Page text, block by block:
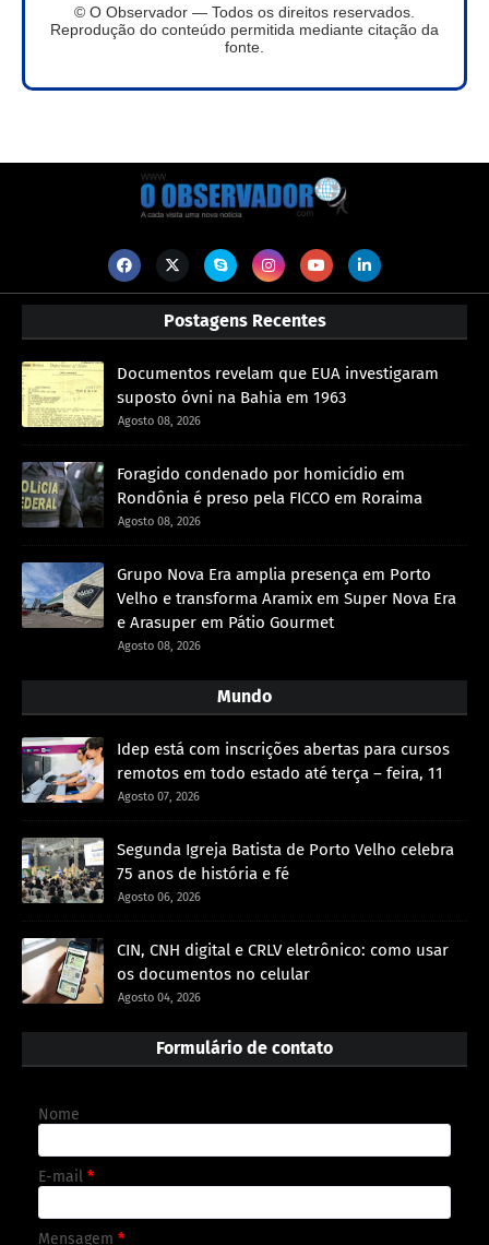
© O Observador — Todos os direitos reservados.
Reprodução do conteúdo permitida mediante citação da
fonte.
Postagens Recentes
Documentos revelam que EUA investigaram
suposto óvni na Bahia em 1963
Agosto 08, 2026
Foragido condenado por homicídio em
Rondônia é preso pela FICCO em Roraima
Agosto 08, 2026
Grupo Nova Era amplia presença em Porto
Velho e transforma Aramix em Super Nova Era
e Arasuper em Pátio Gourmet
Agosto 08, 2026
Mundo
Idep está com inscrições abertas para cursos
remotos em todo estado até terça – feira, 11
Agosto 07, 2026
Segunda Igreja Batista de Porto Velho celebra
75 anos de história e fé
Agosto 06, 2026
CIN, CNH digital e CRLV eletrônico: como usar
os documentos no celular
Agosto 04, 2026
Formulário de contato
Nome
E-mail *
Mensagem *